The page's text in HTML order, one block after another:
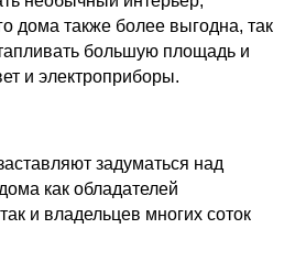
дома также более выгодна, так
большую площадь и
и электроприборы.
задуматься над
как обладателей
и владельцев многих соток